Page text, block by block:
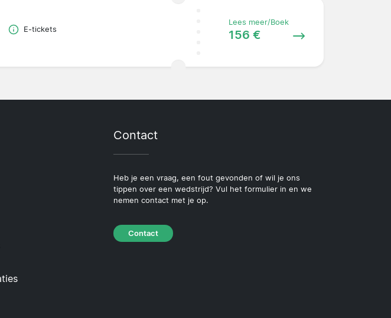
E-tickets
Lees meer/Boek
156 €
Contact
Heb je een vraag, een fout gevonden of wil je ons
tippen over een wedstrijd? Vul het formulier in en we
nemen contact met je op.
Contact